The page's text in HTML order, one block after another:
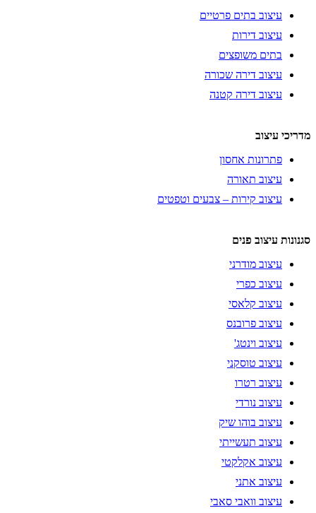
עיצוב בתים פרטיים
עיצוב דירות
בתים משופצים
עיצוב דירה שכורה
עיצוב דירה קטנה
מדריכי עיצוב
פתרונות אחסון
עיצוב תאורה
עיצוב קירות – צבעים וטפטים
סגנונות עיצוב פנים
עיצוב מודרני
עיצוב כפרי
עיצוב קלאסי
עיצוב פרובנס
עיצוב וינטג'
עיצוב טוסקני
עיצוב רטרו
עיצוב נורדי
עיצוב בוהו שיק
עיצוב תעשייתי
עיצוב אקלקטי
עיצוב אתני
עיצוב וואבי סאבי